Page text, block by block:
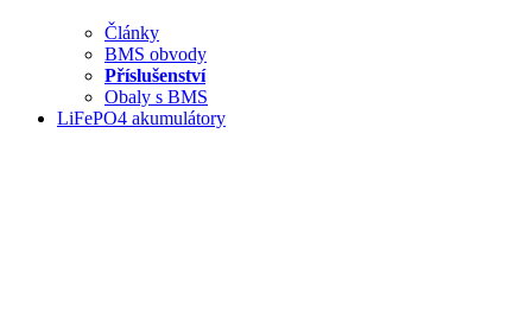
Články
BMS obvody
Příslušenství
Obaly s BMS
LiFePO4 akumulátory